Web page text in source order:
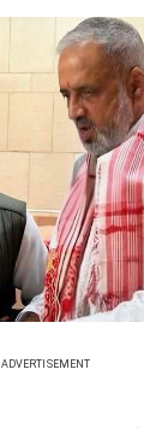
ADVERTISEMENT